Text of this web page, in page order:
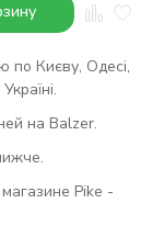
по Києву, Одесі,
на Balzer.
Pike -